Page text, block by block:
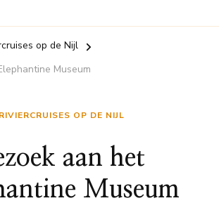
op de Nijl
Museum
RIVIERCRUISES OP DE NIJL
aan het
Museum